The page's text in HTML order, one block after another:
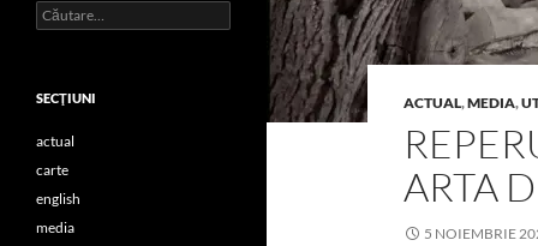
ACTUAL,MEDIA,
ARTA
5 NOIEMBRIE
Caută
după:
SECŢIUNI
actual
carte
english
media